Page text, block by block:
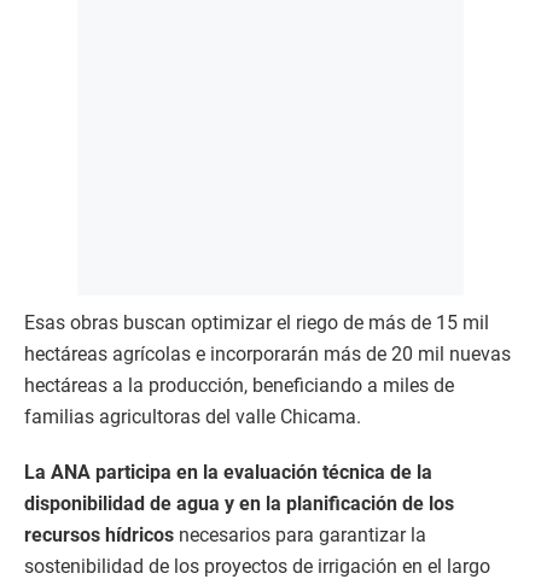
Esas obras buscan optimizar el riego de más de 15 mil
hectáreas agrícolas e incorporarán más de 20 mil nuevas
hectáreas a la producción, beneficiando a miles de
familias agricultoras del valle Chicama.
La ANA participa en la evaluación técnica de la
disponibilidad de agua y en la planificación de los
recursos hídricos necesarios para garantizar la
sostenibilidad de los proyectos de irrigación en el largo